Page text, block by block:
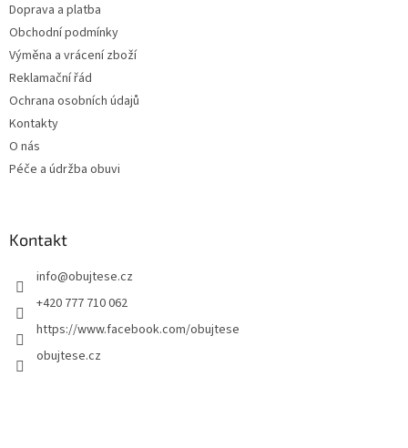
Doprava a platba
Obchodní podmínky
Výměna a vrácení zboží
Reklamační řád
Ochrana osobních údajů
Kontakty
O nás
Péče a údržba obuvi
Kontakt
info@obujtese.cz
+420 777 710 062
https://www.facebook.com/obujtese
obujtese.cz